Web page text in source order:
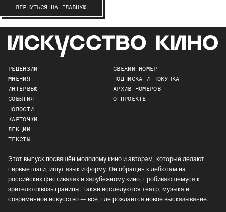
ВЕРНУТЬСЯ НА ГЛАВНУЮ
РЕЦЕНЗИИ
МНЕНИЯ
ИНТЕРВЬЮ
СОБЫТИЯ
НОВОСТИ
КАРТОЧКИ
ЛЕКЦИИ
ТЕКСТЫ
СВЕЖИЙ НОМЕР
ПОДПИСКА И ПОКУПКА
АРХИВ НОМЕРОВ
О ПРОЕКТЕ
Этот выпуск посвящён молодому кино и авторам, которые делают
первые шаги, ищут язык и форму. Он обращён к дебютам на
российских фестивалях и зарубежному кино, пробивающемуся к
зрителю сквозь границы. Также исследуются театр, музыка и
современное искусство — всё, где рождается новое высказывание.